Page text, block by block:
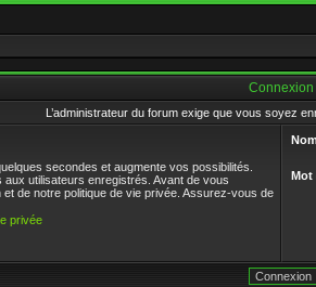
Connexion
L’administrateur du forum exige que vous soyez
secondes et augmente vos possibilités.
aux utilisateurs enregistrés. Avant de vous
de notre politique de vie privée. Assurez-vous de
privée
Mot